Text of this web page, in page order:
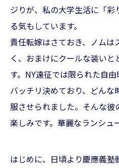
ジりが、私の大学生活に「
る気もしています。
責任転嫁はさておき、ノムは
く、おまけにクールな装い
す。NY遠征では限られた自
バッチリ決めており、どん
服させられました。そんな
楽しみです。華麗なランシュ
はじめに、日頃より慶應義